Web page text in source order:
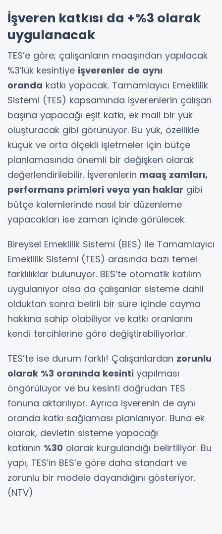
İşveren katkısı da +%3 olarak
uygulanacak
TES’e göre; çalışanların maaşından yapılacak
%3’lük kesintiye işverenler de aynı
oranda katkı yapacak. Tamamlayıcı Emeklilik
Sistemi (TES) kapsamında işverenlerin çalışan
başına yapacağı eşit katkı, ek mali bir yük
oluşturacak gibi görünüyor. Bu yük, özellikle
küçük ve orta ölçekli işletmeler için bütçe
planlamasında önemli bir değişken olarak
değerlendirilebilir. İşverenlerin maaş zamları,
performans primleri veya yan haklar gibi
bütçe kalemlerinde nasıl bir düzenleme
yapacakları ise zaman içinde görülecek.
Bireysel Emeklilik Sistemi (BES) ile Tamamlayıcı
Emeklilik Sistemi (TES) arasında bazı temel
farklılıklar bulunuyor. BES’te otomatik katılım
uygulanıyor olsa da çalışanlar sisteme dahil
olduktan sonra belirli bir süre içinde cayma
hakkına sahip olabiliyor ve katkı oranlarını
kendi tercihlerine göre değiştirebiliyorlar.
TES’te ise durum farklı! Çalışanlardan zorunlu
olarak %3 oranında kesinti yapılması
öngörülüyor ve bu kesinti doğrudan TES
fonuna aktarılıyor. Ayrıca işverenin de aynı
oranda katkı sağlaması planlanıyor. Buna ek
olarak, devletin sisteme yapacağı
katkının %30 olarak kurgulandığı belirtiliyor. Bu
yapı, TES’in BES’e göre daha standart ve
zorunlu bir modele dayandığını gösteriyor.
(NTV)